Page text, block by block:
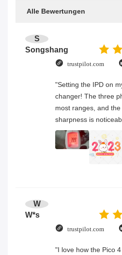
Alle Bewertungen
S
Songshang
trustpilot.com
"Setting the IPD on
changer! The three
most ranges, and
sharpness is
W
W*s
trustpilot.com
"I love how the Pico